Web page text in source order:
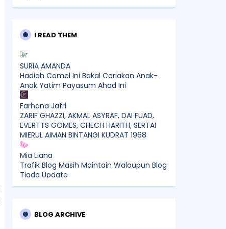
I READ THEM
SURIA AMANDA
Hadiah Comel Ini Bakal Ceriakan Anak-
Anak Yatim Payasum Ahad Ini
Farhana Jafri
ZARIF GHAZZI, AKMAL ASYRAF, DAI FUAD,
EVERTTS GOMES, CHECH HARITH, SERTAI
MIERUL AIMAN BINTANGI KUDRAT 1968
Mia Liana
Trafik Blog Masih Maintain Walaupun Blog
Tiada Update
Best New Apps of 2026: 8 Fresh
BLOG ARCHIVE